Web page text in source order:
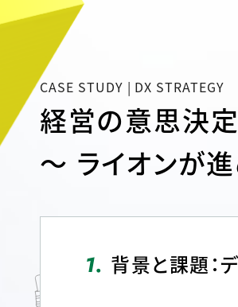
了品一覧
発研究
研究
題（マテリアリティ）特定のプロセス
ナブルな地球環境への取組み推進
生活習慣づくり
・労働安全
重
サプライチェーンマネジメントの構築
満足と信頼の追求
績情報
家のみなさまへ
・中期経営計画
採用
CASE STUDY | DX STRATEGY
経営の意思決
～ ライオンが
1. 背景と課題：